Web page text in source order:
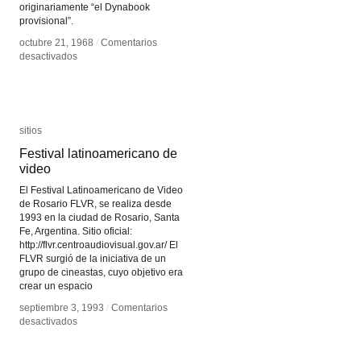
originariamente “el Dynabook
provisional”.
octubre 21, 1968 / Comentarios
desactivadosen
octubre 21, 1968 / Comentarios
desactivadosen
sitios
Festival latinoamericano de
video
El Festival Latinoamericano de Video
de Rosario FLVR, se realiza desde
1993 en la ciudad de Rosario, Santa
Fe, Argentina. Sitio oficial:
http://flvr.centroaudiovisual.gov.ar/ El
FLVR surgió de la iniciativa de un
grupo de cineastas, cuyo objetivo era
crear un espacio
septiembre 3, 1993 / Comentarios
desactivadosen
sitios
Festival latinoamericano de
video
septiembre 3, 1993 / Comentarios
desactivadosen